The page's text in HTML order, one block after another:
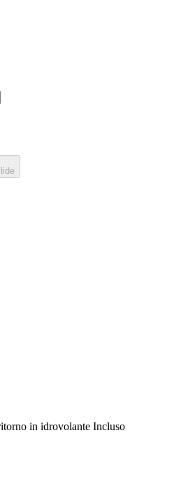
in idrovolante Incluso